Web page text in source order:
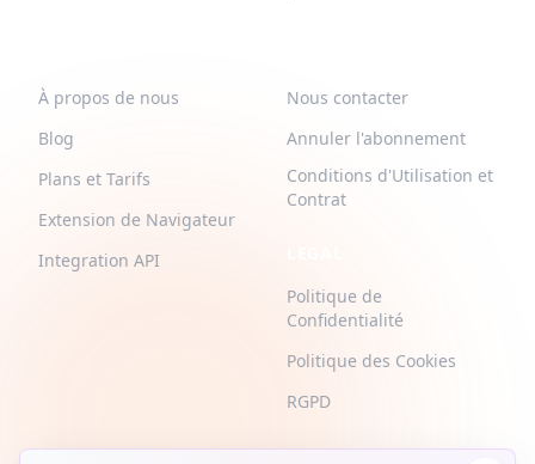
À propos de nous
Blog
Plans et Tarifs
Extension de Navigateur
Integration API
Nous contacter
Annuler l'abonnement
Conditions d'Utilisation et
Contrat
Politique de
Confidentialité
Politique des Cookies
RGPD